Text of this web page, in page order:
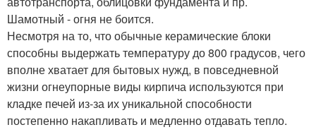
Шамотный - огня не боится.
Несмотря на то, что обычные керамические блоки
способны выдержать температуру до 800 градусов, чего
вполне хватает для бытовых нужд, в повседневной
жизни огнеупорные виды кирпича используются при
кладке печей из-за их уникальной способности
постепенно накапливать и медленно отдавать тепло.